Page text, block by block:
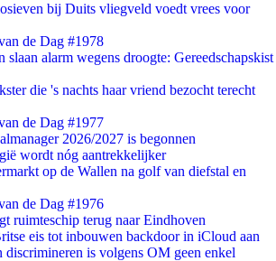
bij Duits vliegveld voedt vrees voor
de Dag #1978
slaan alarm wegens droogte: Gereedschapskist
die 's nachts haar vriend bezocht terecht
de Dag #1977
2026/2027 is begonnen
wordt nóg aantrekkelijker
op de Wallen na golf van diefstal en
de Dag #1976
ruimteschip terug naar Eindhoven
eis tot inbouwen backdoor in iCloud aan
discrimineren is volgens OM geen enkel